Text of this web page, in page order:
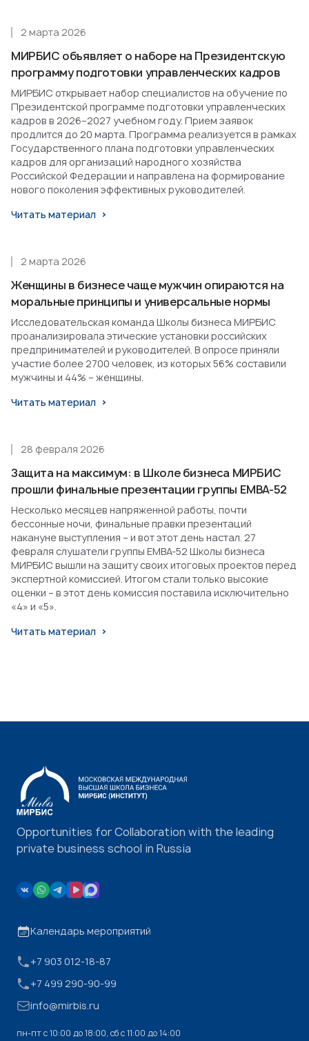
МИРБИС объявляет о наборе на Президентскую
программу подготовки управленческих кадров
2 марта 2026
МИРБИС открывает набор специалистов на обучение по
Президентской программе подготовки управленческих
кадров в 2026–2027 учебном году. Прием заявок
продлится до 20 марта. Программа реализуется в рамках
Государственного плана подготовки управленческих
кадров для организаций народного хозяйства
Российской Федерации и направлена на формирование
нового поколения эффективных руководителей.
Читать материал
Женщины в бизнесе чаще мужчин опираются на
моральные принципы и универсальные нормы
2 марта 2026
Исследовательская команда Школы бизнеса МИРБИС
проанализировала этические установки российских
предпринимателей и руководителей. В опросе приняли
участие более 2700 человек, из которых 56% составили
мужчины и 44% – женщины.
Читать материал
Защита на максимум: в Школе бизнеса МИРБИС
прошли финальные презентации группы EMBA-52
28 февраля 2026
Несколько месяцев напряженной работы, почти
бессонные ночи, финальные правки презентаций
накануне выступления – и вот этот день настал. 27
февраля слушатели группы EMBA-52 Школы бизнеса
МИРБИС вышли на защиту своих итоговых проектов перед
экспертной комиссией. Итогом стали только высокие
оценки – в этот день комиссия поставила исключительно
«4» и «5».
Читать материал
Opportunities for Collaboration with the leading
private business school in Russia
Календарь мероприятий
+7 903 012-18-87
+7 499 290-90-99
info@mirbis.ru
пн-пт с 10:00 до 18:00, cб с 11:00 до 14:00